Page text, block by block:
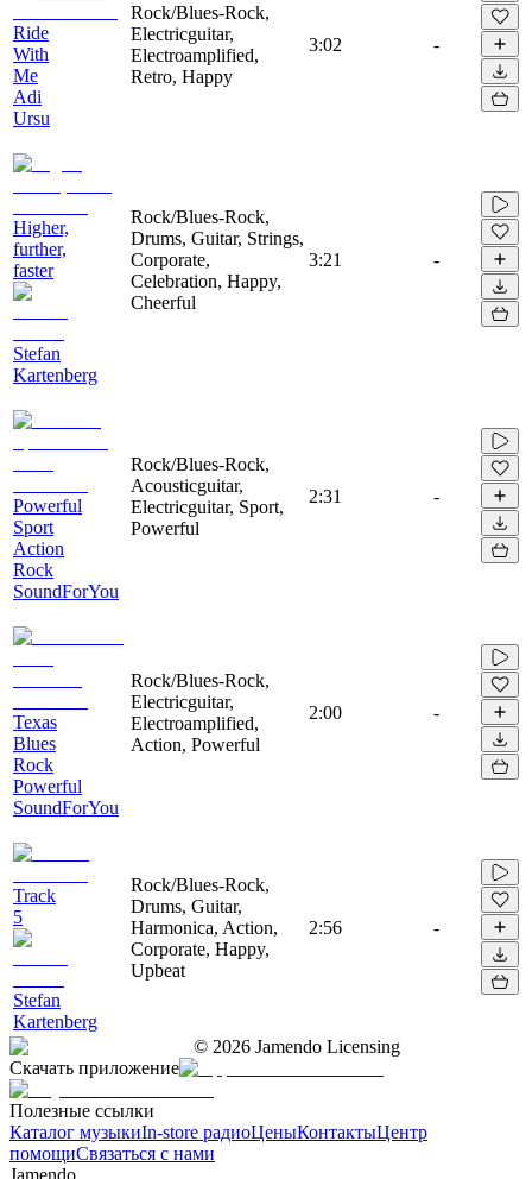
Ride
With
Me
Adi
Ursu
Rock/Blues-Rock,
Electricguitar,
Electroamplified,
Retro, Happy
3:02 -
Higher,
further,
faster
Stefan
Kartenberg
Rock/Blues-Rock,
Drums, Guitar, Strings,
Corporate,
Celebration, Happy,
Cheerful
3:21 -
Powerful
Sport
Action
Rock
SoundForYou
Rock/Blues-Rock,
Acousticguitar,
Electricguitar, Sport,
Powerful
2:31 -
Texas
Blues
Rock
Powerful
SoundForYou
Rock/Blues-Rock,
Electricguitar,
Electroamplified,
Action, Powerful
2:00 -
Track
5
Stefan
Kartenberg
Rock/Blues-Rock,
Drums, Guitar,
Harmonica, Action,
Corporate, Happy,
Upbeat
2:56 -
© 2026 Jamendo Licensing
Скачать приложение
Полезные ссылки
Каталог музыкиIn-store радиоЦеныКонтактыЦентр
помощиСвязаться с нами
Jamendo